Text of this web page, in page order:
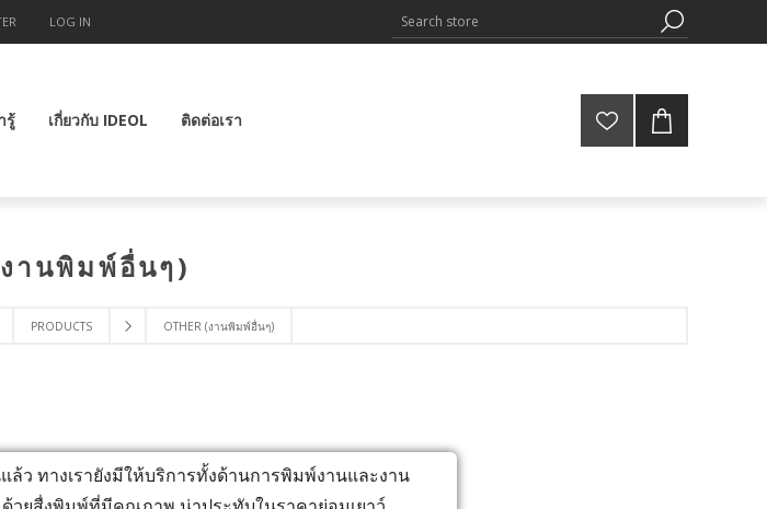
LOG IN
รู้ เกี่ยวกับ IDEOL ติดต่อเรา
PRODUCTS OTHER (งานพิมพ์อื่นๆ)
านพิมพ์อื่นๆ)
ว ทางเรายังมีให้บริการทั้งด้านการพิมพ์งานและงาน